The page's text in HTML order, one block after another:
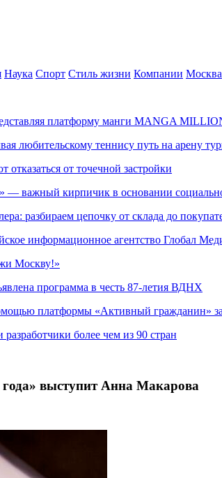
Наука Спорт Стиль жизни Компании Москва
платформу манги MANGA
любительскому теннису путь на арену
отказаться от точечной застройки
— важный кирпичик в основании
разбираем цепочку от склада до
информационное агентство Глобал
Москву!»
программа в честь 87-летия ВДНХ
платформы «Активный гражданин»
более чем из 90 стран
выступит Анна Макарова